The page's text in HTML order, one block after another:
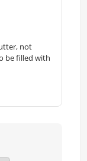
not
be filled with